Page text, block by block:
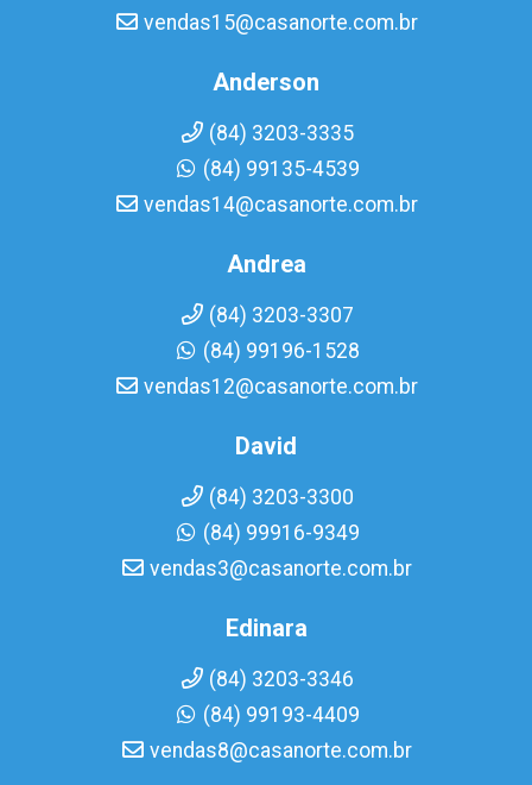
vendas15@casanorte.com.br
Anderson
(84) 3203-3335
(84) 99135-4539
vendas14@casanorte.com.br
Andrea
(84) 3203-3307
(84) 99196-1528
vendas12@casanorte.com.br
David
(84) 3203-3300
(84) 99916-9349
vendas3@casanorte.com.br
Edinara
(84) 3203-3346
(84) 99193-4409
vendas8@casanorte.com.br